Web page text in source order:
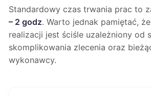
Standardowy czas trwania prac to
– 2 godz. Warto jednak pamiętać,
realizacji jest ściśle uzależniony od
skomplikowania zlecenia oraz
wykonawcy.